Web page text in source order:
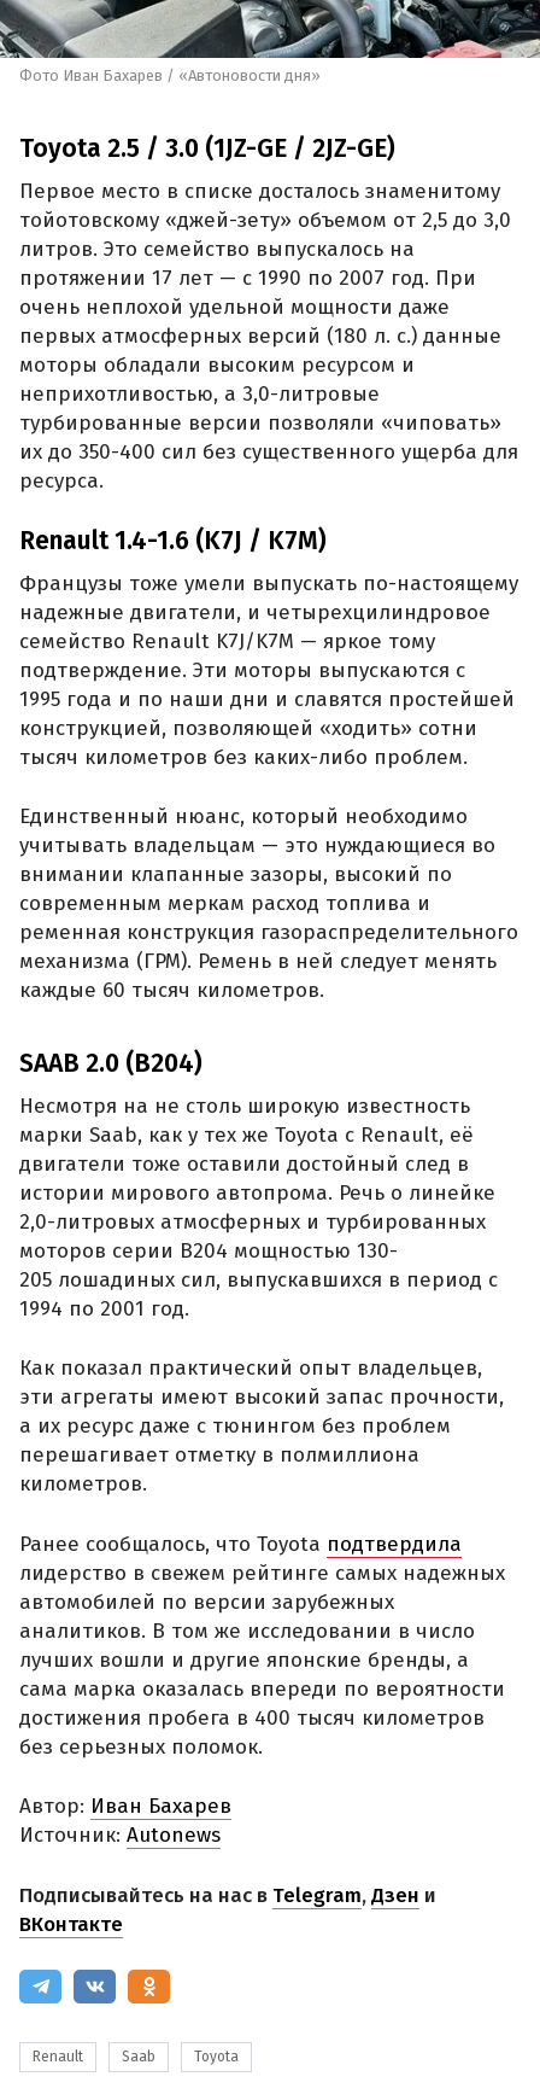
Фото Иван Бахарев / «Автоновости дня»
Toyota 2.5 / 3.0 (1JZ-GE / 2JZ-GE)
Первое место в списке досталось знаменитому
тойотовскому «джей-зету» объемом от 2,5 до 3,0
литров. Это семейство выпускалось на
протяжении 17 лет — с 1990 по 2007 год. При
очень неплохой удельной мощности даже
первых атмосферных версий (180 л. с.) данные
моторы обладали высоким ресурсом и
неприхотливостью, а 3,0-литровые
турбированные версии позволяли «чиповать»
их до 350-400 сил без существенного ущерба для
ресурса.
Renault 1.4-1.6 (K7J / K7M)
Французы тоже умели выпускать по-настоящему
надежные двигатели, и четырехцилиндровое
семейство Renault K7J/K7M — яркое тому
подтверждение. Эти моторы выпускаются с
1995 года и по наши дни и славятся простейшей
конструкцией, позволяющей «ходить» сотни
тысяч километров без каких-либо проблем.
Единственный нюанс, который необходимо
учитывать владельцам — это нуждающиеся во
внимании клапанные зазоры, высокий по
современным меркам расход топлива и
ременная конструкция газораспределительного
механизма (ГРМ). Ремень в ней следует менять
каждые 60 тысяч километров.
SAAB 2.0 (B204)
Несмотря на не столь широкую известность
марки Saab, как у тех же Toyota с Renault, её
двигатели тоже оставили достойный след в
истории мирового автопрома. Речь о линейке
2,0-литровых атмосферных и турбированных
моторов серии B204 мощностью 130-
205 лошадиных сил, выпускавшихся в период с
1994 по 2001 год.
Как показал практический опыт владельцев,
эти агрегаты имеют высокий запас прочности,
а их ресурс даже с тюнингом без проблем
перешагивает отметку в полмиллиона
километров.
Ранее сообщалось, что Toyota подтвердила
лидерство в свежем рейтинге самых надежных
автомобилей по версии зарубежных
аналитиков. В том же исследовании в число
лучших вошли и другие японские бренды, а
сама марка оказалась впереди по вероятности
достижения пробега в 400 тысяч километров
без серьезных поломок.
Автор: Иван Бахарев
Источник: Autonews
Подписывайтесь на нас в Telegram,Дзен и
ВКонтакте
Renault Saab Toyota